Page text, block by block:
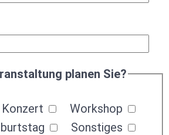
planen Sie?
Konzert
Workshop
Sonstiges